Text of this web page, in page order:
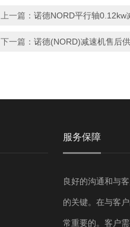
上一篇： 诺德NORD平行轴
下一篇： 诺德(NORD)减速机售后
服务保障
良好的沟通和与
的关键。在与客
常重要的。客户